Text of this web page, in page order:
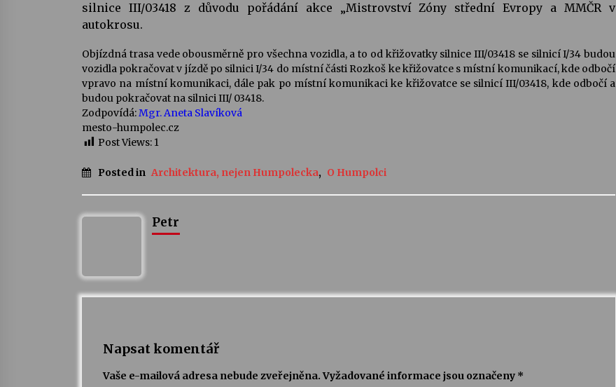
silnice III/03418 z důvodu pořádání akce „Mistrovství Zóny střední Evropy a MMČR v
autokrosu.
Objízdná trasa vede obousměrně pro všechna vozidla, a to od křižovatky silnice III/03418 se silnicí I/34 budou
vozidla pokračovat v jízdě po silnici I/34 do místní části Rozkoš ke křižovatce s místní komunikací, kde odbočí
vpravo na místní komunikaci, dále pak po místní komunikaci ke křižovatce se silnicí III/03418, kde odbočí a
budou pokračovat na silnici III/ 03418.
Zodpovídá:Mgr. Aneta Slavíková
mesto-humpolec.cz
Post Views: 1
Posted in Architektura, nejen Humpolecka, O Humpolci
Petr
Napsat komentář
Vaše e-mailová adresa nebude zveřejněna. Vyžadované informace jsou označeny *